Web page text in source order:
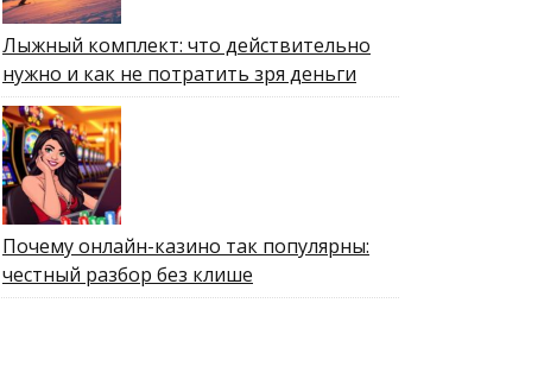
Лыжный комплект: что действительно
нужно и как не потратить зря деньги
Почему онлайн-казино так популярны:
честный разбор без клише